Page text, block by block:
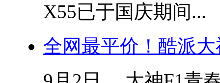
X55已于国庆期间...
全网最平价！酷派